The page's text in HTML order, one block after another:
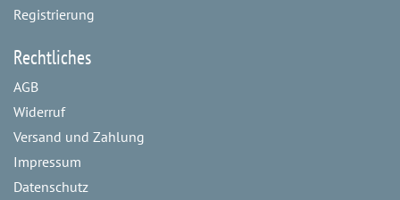
Registrierung
Rechtliches
AGB
Widerruf
Versand und Zahlung
Impressum
Datenschutz